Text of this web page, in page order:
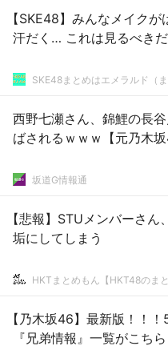
【SKE48】みんなメイク
汗だく… これは見るべきだ
SKE48まとめはエメラルド（ま
西野七瀬さん、錦鯉の長
ばされるｗｗｗ【元乃木坂
坂道G情報通
【悲報】STUメンバーさ
垢にしてしまう
HKTまとめもん【HKT48のまと
【乃木坂46】最新版！！
『兄弟情報』一覧がこちら